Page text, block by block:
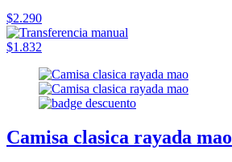
$2.290
$1.832
Camisa clasica rayada mao